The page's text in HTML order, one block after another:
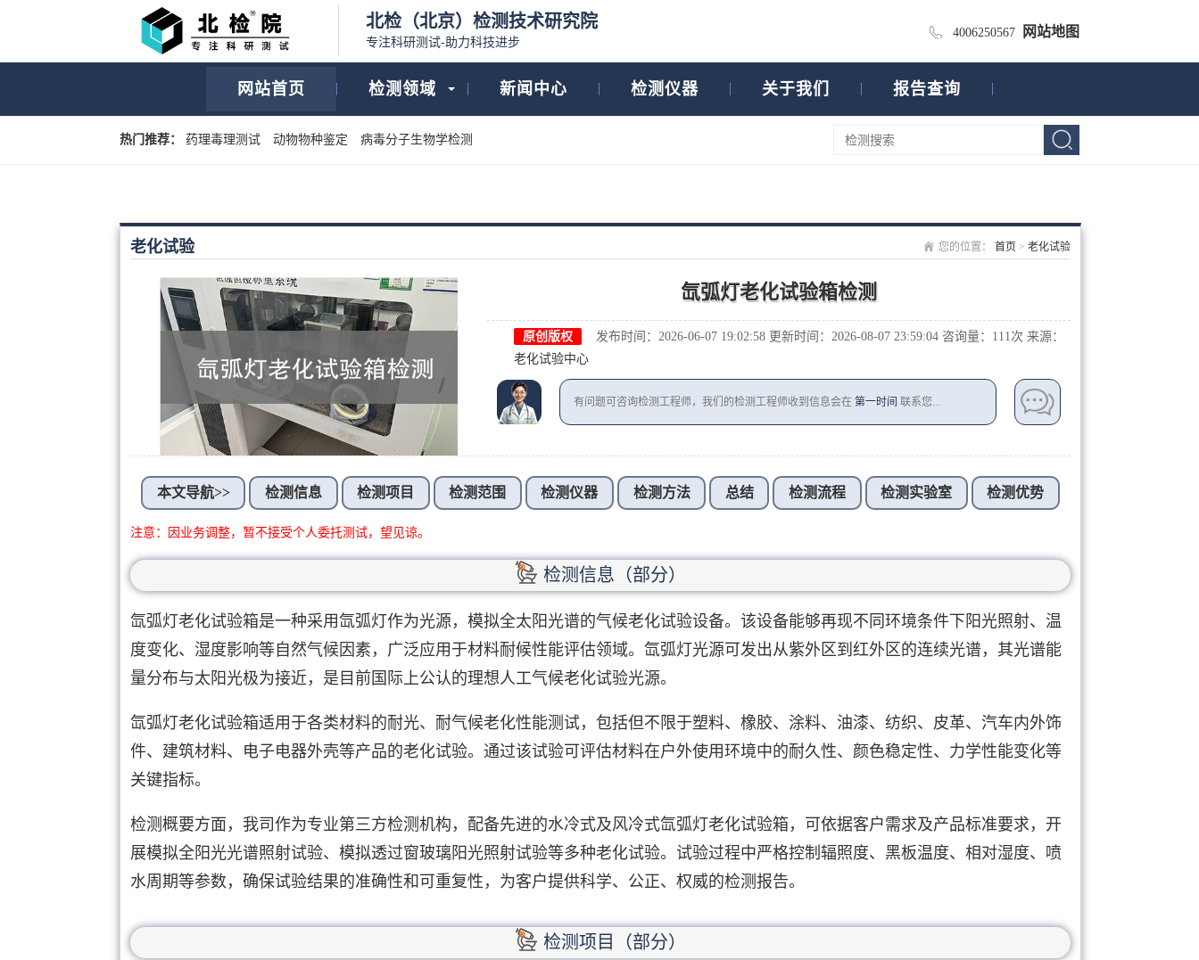
北检（北京）检测技术研究院
专注科研测试-助力科技进步
4006250567 网站地图
网站首页 检测领域 新闻中心 检测仪器 关于我们 报告查询
热门推荐： 药理毒理测试 动物物种鉴定 病毒分子生物学检测
您的位置： 首页> 老化试验
老化试验
氙弧灯老化试验箱检测
原创版权 发布时间：2026-06-07 19:02:58 更新时间：2026-08-07 23:59:04 咨询量：1 11次 来源：
老化试验中心
有问题可咨询检测工程师，我们的检测工程师收到信息会在第一时间 联系您...
本文导航>> 检测信息 检测项目 检测范围 检测仪器 检测方法 总结 检测流程 检测实验室 检测优势
注意：因业务调整，暂不接受个人委托测试，望见谅。
检测信息（部分）
氙弧灯老化试验箱是一种采用氙弧灯作为光源，模拟全太阳光谱的气候老化试验设备。该设备能够再现不同环境条件下阳光照射、温
度变化、湿度影响等自然气候因素，广泛应用于材料耐候性能评估领域。氙弧灯光源可发出从紫外区到红外区的连续光谱，其光谱能
量分布与太阳光极为接近，是目前国际上公认的理想人工气候老化试验光源。
氙弧灯老化试验箱适用于各类材料的耐光、耐气候老化性能测试，包括但不限于塑料、橡胶、涂料、油漆、纺织、皮革、汽车内外饰
件、建筑材料、电子电器外壳等产品的老化试验。通过该试验可评估材料在户外使用环境中的耐久性、颜色稳定性、力学性能变化等
关键指标。
检测概要方面，我司作为专业第三方检测机构，配备先进的水冷式及风冷式氙弧灯老化试验箱，可依据客户需求及产品标准要求，开
展模拟全阳光光谱照射试验、模拟透过窗玻璃阳光照射试验等多种老化试验。试验过程中严格控制辐照度、黑板温度、相对湿度、喷
水周期等参数，确保试验结果的准确性和可重复性，为客户提供科学、公正、权威的检测报告。
检测项目（部分）